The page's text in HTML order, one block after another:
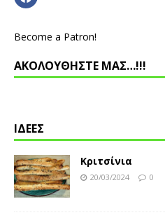
Become a Patron!
ΑΚΟΛΟΥΘΗΣΤΕ ΜΑΣ…!!!
ΙΔΕΕΣ
Κριτσίνια
20/03/2024 0